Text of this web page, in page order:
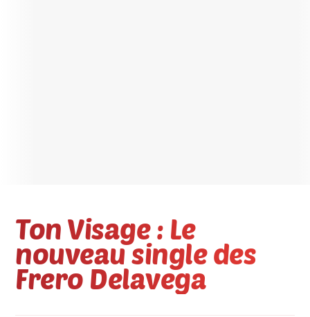
Ton Visage : Le
nouveau single des
Frero Delavega